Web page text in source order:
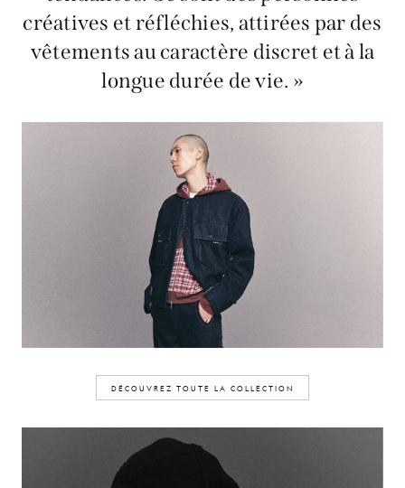
créatives et réfléchies, attirées par des
vêtements au caractère discret et à la
longue durée de vie. »
DÉCOUVREZ TOUTE LA COLLECTION